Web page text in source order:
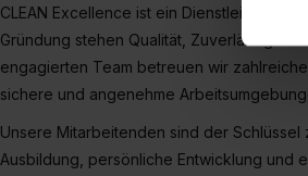
CLEAN Excellence ist ein
Gründung stehen Qualität, Zuverlässigkeit
engagierten Team betreuen wir
sichere und angenehme
Unsere Mitarbeitenden sind der
Ausbildung, persönliche Entwicklung und